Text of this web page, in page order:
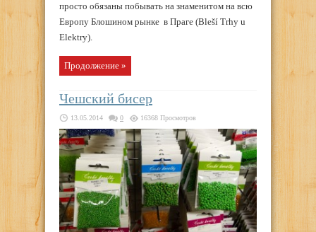
просто обязаны побывать на знаменитом на всю
Европу Блошином рынке в Праге (Bleší Trhy u
Elektry).
Продолжение »
Чешский бисер
13.05.2014 0 16368 Просмотров